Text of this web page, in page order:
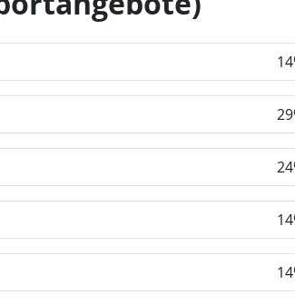
14
29
24
14
14